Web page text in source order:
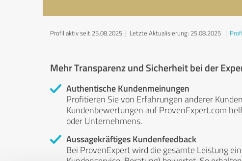
Profil aktiv seit 25.08.2025 | Letzte Aktualisierung: 25.08.2025 |
Mehr Transparenz und Sicherheit bei der
Authentische Kundenmeinungen
Profitieren Sie von Erfahrungen anderer
Kundenbewertungen auf ProvenExpert.com
oder Unternehmens.
Aussagekräftiges Kundenfeedback
Bei ProvenExpert wird die gesamte Leistung